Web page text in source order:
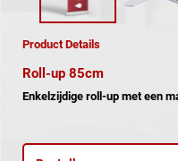
Product Details
Roll-up 85cm
Enkelzijdige roll-up met een